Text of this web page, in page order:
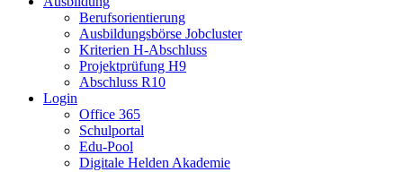
Berufsorientierung
Ausbildungsbörse Jobcluster
Kriterien H-Abschluss
Projektprüfung H9
Abschluss R10
Login
Office 365
Schulportal
Edu-Pool
Digitale Helden Akademie